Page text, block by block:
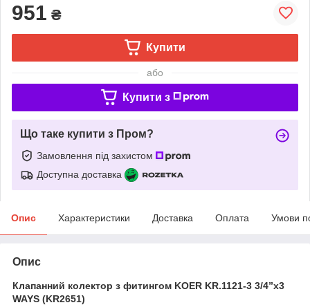
951 ₴
Купити
або
Купити з
Що таке купити з Пром?
Замовлення під захистом
Доступна доставка
Опис Характеристики Доставка Оплата Умови
Опис
Клапанний колектор з фитингом KOER KR.1121-3 3/4”x3
WAYS (KR2651)